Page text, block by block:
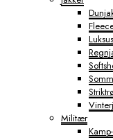
Militær